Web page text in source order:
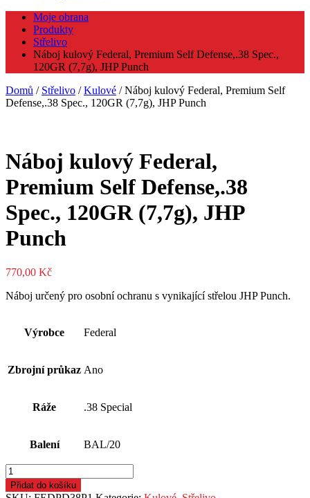
Moje obrana
Produkty
Střelivo
Náboj kulový Federal, Premium Self Defense,.38 Spec.,
120GR (7,7g), JHP Punch
Domů / Střelivo /Kulové / Náboj kulový Federal, Premium Self
Defense,.38 Spec., 120GR (7,7g), JHP Punch
Náboj kulový Federal,
Premium Self Defense,.38
Spec., 120GR (7,7g), JHP
Punch
770,00 Kč
Náboj určený pro osobní ochranu s vynikající střelou JHP Punch.
Výrobce Federal
Zbrojní průkaz Ano
Ráže .38 Special
Balení BAL/20
Náboj
kulový
Federal,
Přidat do košíku